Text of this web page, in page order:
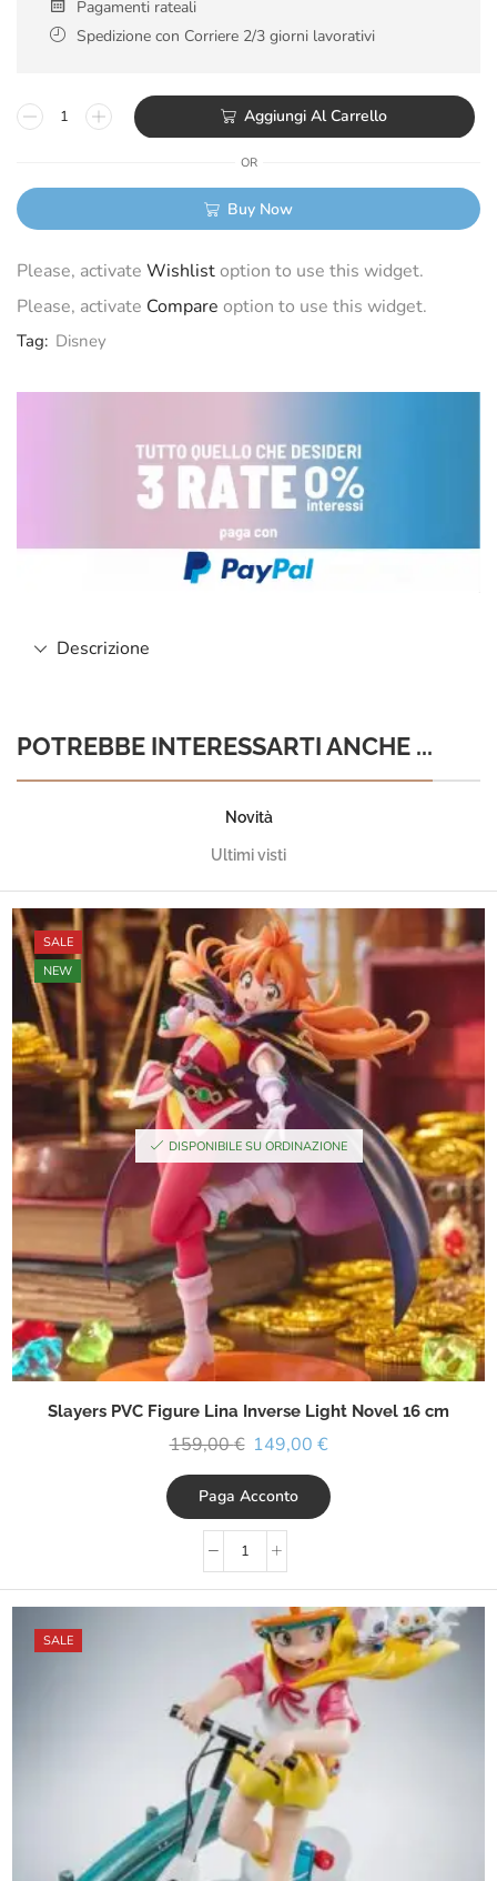
Pagamenti rateali
Spedizione con Corriere 2/3 giorni lavorativi
Aggiungi Al Carrello
OR
Buy Now
Please, activate Wishlistoption to use this widget.
Please, activate Compare option to use this widget.
Tag: Disney
Descrizione
POTREBBE INTERESSARTI ANCHE ...
Novità
Ultimi visti
SALE
NEW
DISPONIBILE SU ORDINAZIONE
Slayers PVC Figure Lina Inverse Light Novel 16 cm
159,00€ 149,00 €
Paga Acconto
SALE